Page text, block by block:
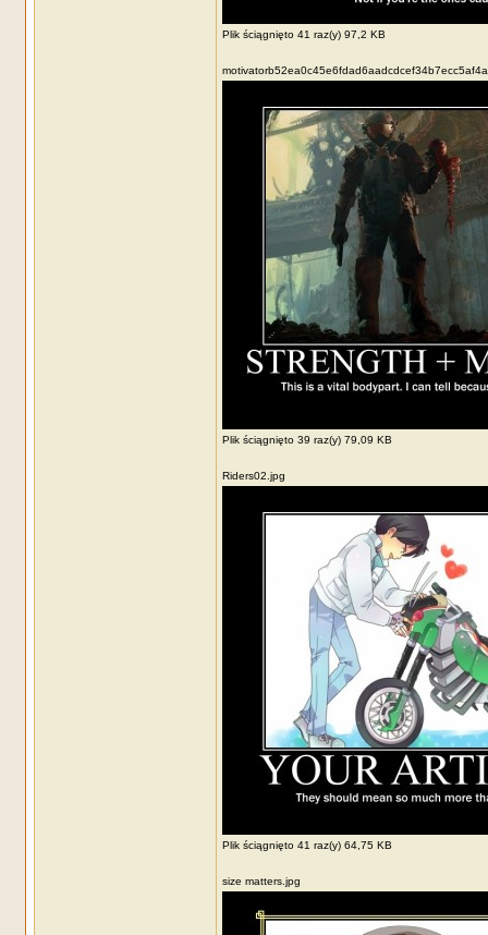
Plik ściągnięto 41 raz(y) 97,2 KB
Plik ściągnięto 39 raz(y) 79,09 KB
Riders02.jpg
Plik ściągnięto 41 raz(y) 64,75 KB
size matters.jpg